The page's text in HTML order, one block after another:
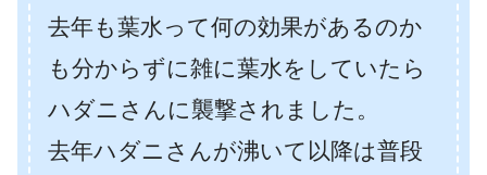
去年も葉水って何の効果があるのか
も分からずに雑に葉水をしていたら
ハダニさんに襲撃されました。
去年ハダニさんが沸いて以降は普段